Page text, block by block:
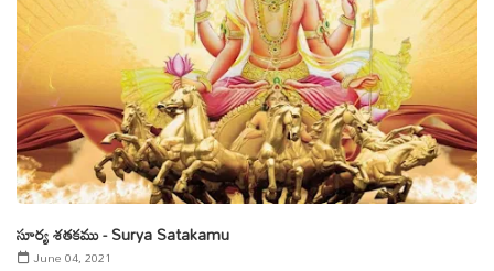
సూర్య శతకము - Surya Satakamu
June 04, 2021